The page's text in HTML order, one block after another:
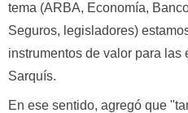
tema (ARBA, Economía,
Seguros, legisladores)
instrumentos de valor para
Sarquís.
En ese sentido, agregó que